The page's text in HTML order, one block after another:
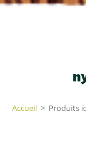
Accueil > Produits